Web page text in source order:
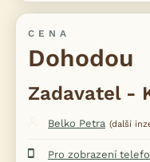
CENA
Dohodou
Zadavatel -
Belko Petra (další
Pro zobrazení